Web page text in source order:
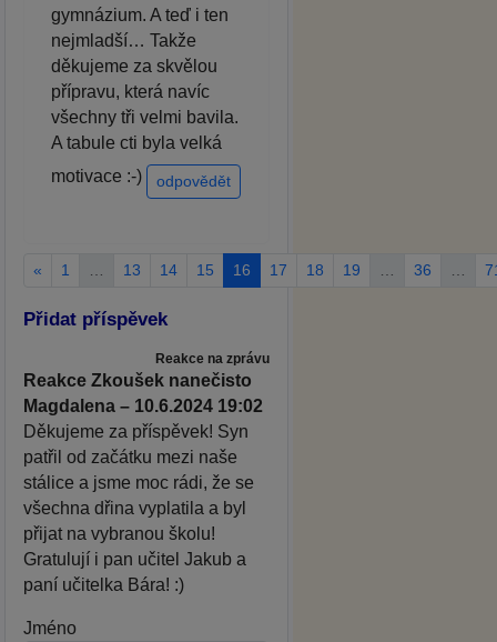
gymnázium. A teď i ten
nejmladší… Takže
děkujeme za skvělou
přípravu, která navíc
všechny tři velmi bavila.
A tabule cti byla velká
motivace :-)
odpovědět
« 1 13 14 15 16 17 18 19 36
Přidat příspěvek
Reakce na zprávu
Reakce Zkoušek nanečisto
Magdalena – 10.6.2024 19:02
Děkujeme za příspěvek! Syn
patřil od začátku mezi naše
stálice a jsme moc rádi, že se
všechna dřina vyplatila a byl
přijat na vybranou školu!
Gratulují i pan učitel Jakub a
paní učitelka Bára! :)
Jméno